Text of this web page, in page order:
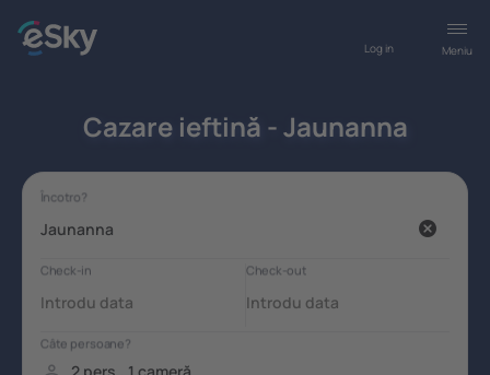
Meniu
Log in
Cazare ieftină - Jaunanna